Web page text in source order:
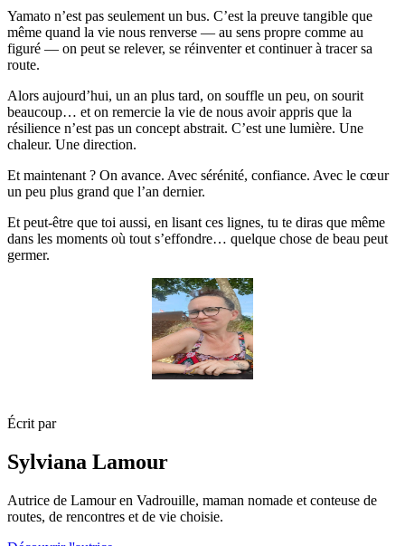
Yamato n’est pas seulement un bus. C’est la preuve tangible que
même quand la vie nous renverse — au sens propre comme au
figuré — on peut se relever, se réinventer et continuer à tracer sa
route.
Alors aujourd’hui, un an plus tard, on souffle un peu, on sourit
beaucoup… et on remercie la vie de nous avoir appris que la
résilience n’est pas un concept abstrait. C’est une lumière. Une
chaleur. Une direction.
Et maintenant ? On avance. Avec sérénité, confiance. Avec le cœur
un peu plus grand que l’an dernier.
Et peut-être que toi aussi, en lisant ces lignes, tu te diras que même
dans les moments où tout s’effondre… quelque chose de beau peut
germer.
Écrit par
Sylviana Lamour
Autrice de Lamour en Vadrouille, maman nomade et conteuse de
routes, de rencontres et de vie choisie.